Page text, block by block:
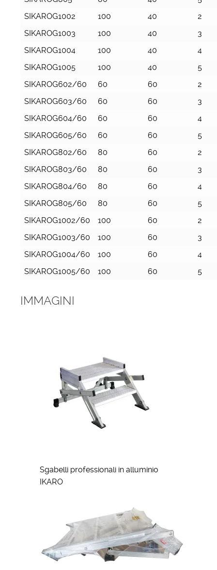
SIKAROG1002
100 40
2
SIKAROG1003
100 40
3
SIKAROG1004
100 40
4
SIKAROG1005
100 40
5
SIKAROG602/60
60 60
2
SIKAROG603/60
60 60
3
SIKAROG604/60
60 60
4
SIKAROG605/60
60 60
5
SIKAROG802/60
80 60
2
SIKAROG803/60
80 60
3
SIKAROG804/60
80 60
4
SIKAROG805/60
80 60
5
SIKAROG1002/60
100 60
2
SIKAROG1003/60
100 60
3
SIKAROG1004/60
100 60
4
SIKAROG1005/60
100 60 5
IMMAGINI
Sgabelli professionali in alluminio
IKARO